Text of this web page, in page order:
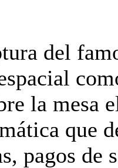
del
la mesa
que
pagos de